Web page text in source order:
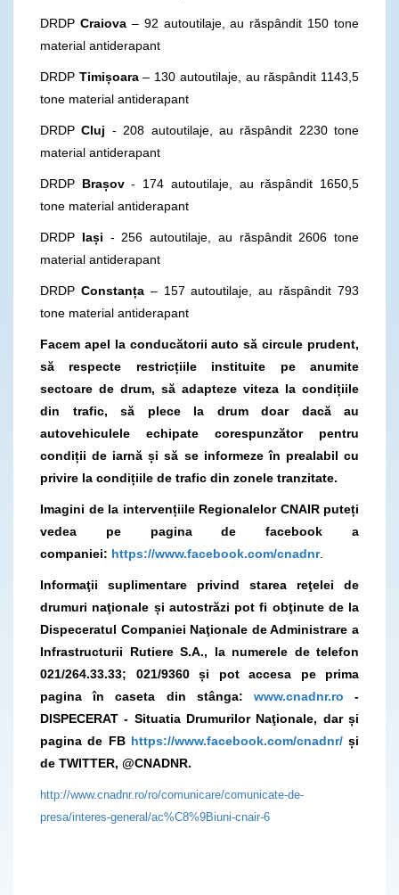
DRDP Craiova– 92 autoutilaje, au răspândit 150 tone
material antiderapant
DRDP Timișoara– 130 autoutilaje, au răspândit 1143,5
tone material antiderapant
DRDPCluj - 208 autoutilaje, au răspândit 2230 tone
material antiderapant
DRDP Brașov- 174 autoutilaje, au răspândit 1650,5
tone material antiderapant
DRDP Iași - 256 autoutilaje, au răspândit 2606 tone
material antiderapant
DRDP Constanța– 157 autoutilaje, au răspândit 793
tone material antiderapant
Facem apel la conducătorii auto să circule prudent,
să respecte restricțiile instituite pe anumite
sectoare de drum, să adapteze viteza la condițiile
din trafic, să plece la drum doar dacă au
autovehiculele echipate corespunzător pentru
condiții de iarnă și să se informeze în prealabil cu
privire la condițiile de trafic din zonele tranzitate.
Imagini de la intervențiile Regionalelor CNAIR puteți
vedea pe pagina de facebook a
companiei: https://www.facebook.com/cnadnr.
Informaţii suplimentare privind starea reţelei de
drumuri naţionale și autostrăzi pot fi obţinute de la
Dispeceratul Companiei Naţionale de Administrare a
Infrastructurii Rutiere S.A., la numerele de telefon
021/264.33.33; 021/9360 și pot accesa pe prima
pagina în caseta din stânga: www.cnadnr.ro -
DISPECERAT - Situatia Drumurilor Naţionale, dar și
pagina de FB https://www.facebook.com/cnadnr/și
de TWITTER, @CNADNR.
http://www.cnadnr.ro/ro/comunicare/comunicate-de-
presa/interes-general/ac%C8%9Biuni-cnair-6